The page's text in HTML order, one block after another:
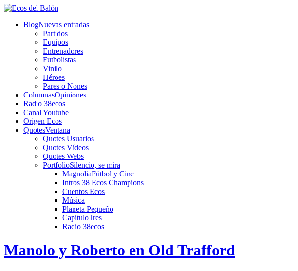
BlogNuevas entradas
Partidos
Equipos
Entrenadores
Futbolistas
Vinilo
Héroes
Pares o Nones
ColumnasOpiniones
Radio 38ecos
Canal Youtube
Origen Ecos
QuotesVentana
Quotes Usuarios
Quotes Vídeos
Quotes Webs
PortfolioSilencio, se mira
MagnoliaFútbol y Cine
Intros 38 Ecos Champions
Cuentos Ecos
Música
Planeta Pequeño
CapituloTres
Radio 38ecos
Manolo y Roberto en Old Trafford